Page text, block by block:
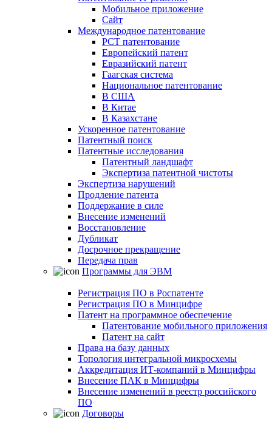
Мобильное приложение
Сайт
Международное патентование
PCT патентование
Европейский патент
Евразийский патент
Гаагская система
Национальное патентование
В США
В Китае
В Казахстане
Ускоренное патентование
Патентный поиск
Патентные исследования
Патентный ландшафт
Экспертиза патентной чистоты
Экспертиза нарушений
Продление патента
Поддержание в силе
Внесение изменений
Восстановление
Дубликат
Досрочное прекращение
Передача прав
Программы для ЭВМ
Регистрация ПО в Роспатенте
Регистрация ПО в Минцифре
Патент на программное обеспечение
Патентование мобильного приложения
Патент на сайт
Права на базу данных
Топология интегральной микросхемы
Аккредитация ИТ-компаний в Минцифры
Внесение ПАК в Минцифры
Внесение изменений в реестр российского
ПО
Договоры